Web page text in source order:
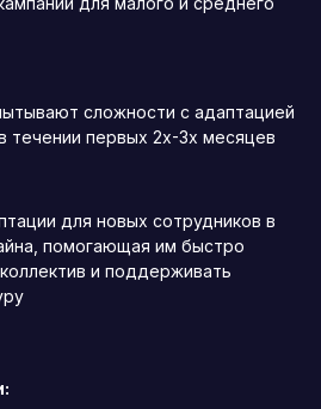
сложности с адаптацией
течении первых 2х-3х месяцев
для новых сотрудников в
помогающая им быстро
и поддерживать